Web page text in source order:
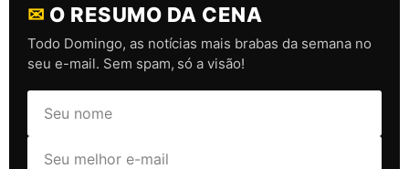
✉ O RESUMO DA CENA
Todo Domingo, as notícias mais brabas da semana no
seu e-mail. Sem spam, só a visão!